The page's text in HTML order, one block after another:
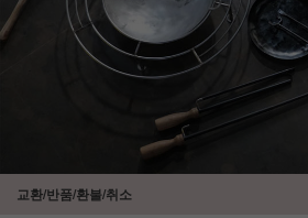
교환/반품/환불/취소